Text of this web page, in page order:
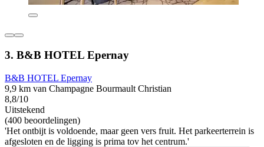
3. B&B HOTEL Epernay
B&B HOTEL Epernay
9,9 km van Champagne Bourmault Christian
8,8/10
Uitstekend
(400 beoordelingen)
'Het ontbijt is voldoende, maar geen vers fruit. Het parkeerterrein is
afgesloten en de ligging is prima tov het centrum.'